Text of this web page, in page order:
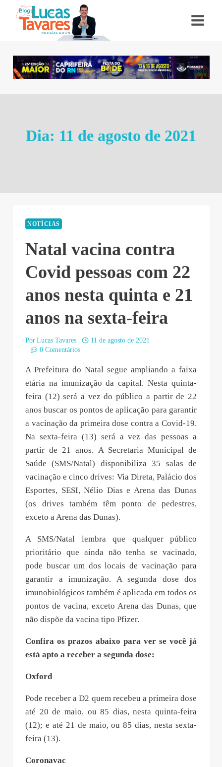
Dia: 11 de agosto de 2021
NOTÍCIAS
Natal vacina contra
Covid pessoas com 22
anos nesta quinta e 21
anos na sexta-feira
Por Lucas Tavares
11 de agosto de 2021
0 Comentários
A Prefeitura do Natal segue ampliando a faixa
etária na imunização da capital. Nesta quinta-
feira (12) será a vez do público a partir de 22
anos buscar os pontos de aplicação para garantir
a vacinação da primeira dose contra a Covid-19.
Na sexta-feira (13) será a vez das pessoas a
partir de 21 anos. A Secretaria Municipal de
Saúde (SMS/Natal) disponibiliza 35 salas de
vacinação e cinco drives: Via Direta, Palácio dos
Esportes, SESI, Nélio Dias e Arena das Dunas
(os drives também têm ponto de pedestres,
exceto a Arena das Dunas).
A SMS/Natal lembra que qualquer público
prioritário que ainda não tenha se vacinado,
pode buscar um dos locais de vacinação para
garantir a imunização. A segunda dose dos
imunobiológicos também é aplicada em todos os
pontos de vacina, exceto Arena das Dunas, que
não dispõe da vacina tipo Pfizer.
Confira os prazos abaixo para ver se você já
está apto a receber a segunda dose:
Oxford
Pode receber a D2 quem recebeu a primeira dose
até 20 de maio, ou 85 dias, nesta quinta-feira
(12); e até 21 de maio, ou 85 dias, nesta sexta-
feira (13).
Coronavac